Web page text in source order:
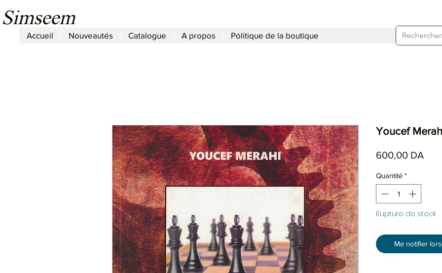
Simseem
Accueil Nouveautés Catalogue A propos Politique de la boutique
Youcef
600,00 DA
Quantité *
Rupture de stock
Me notifier